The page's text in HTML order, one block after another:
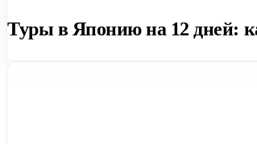
Туры в Японию на 12 дней: